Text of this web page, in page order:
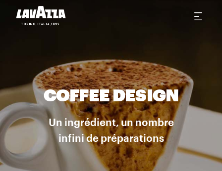
COFFEE DESIGN
Un ingrédient, un nombre
infini de préparations